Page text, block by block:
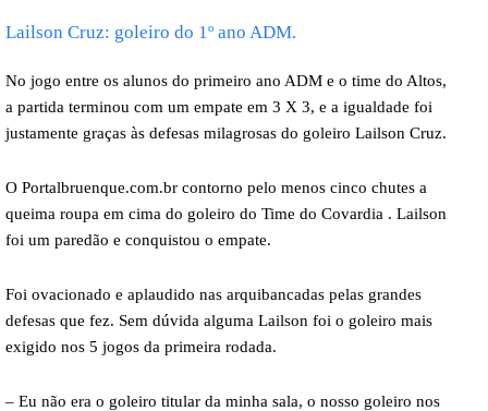
Lailson Cruz: goleiro do 1º ano ADM.
No jogo entre os alunos do primeiro ano ADM e o time do Altos,
a partida terminou com um empate em 3 X 3, e a igualdade foi
justamente graças às defesas milagrosas do goleiro Lailson Cruz.
O Portalbruenque.com.br contorno pelo menos cinco chutes a
queima roupa em cima do goleiro do Time do Covardia . Lailson
foi um paredão e conquistou o empate.
Foi ovacionado e aplaudido nas arquibancadas pelas grandes
defesas que fez. Sem dúvida alguma Lailson foi o goleiro mais
exigido nos 5 jogos da primeira rodada.
– Eu não era o goleiro titular da minha sala, o nosso goleiro nos